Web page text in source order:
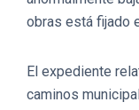
obras está fijado
El expediente
caminos